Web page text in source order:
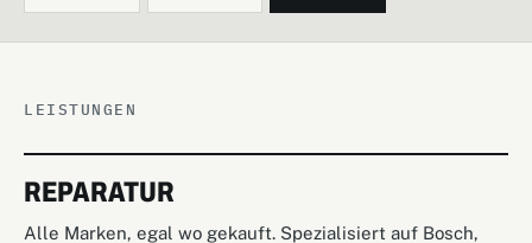
LEISTUNGEN
REPARATUR
Alle Marken, egal wo gekauft. Spezialisiert auf Bosch,